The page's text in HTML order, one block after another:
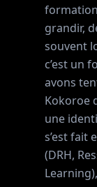
grandir,
souvent
c’est un
avons
Kokoroe
une
s’est fait
(DRH,